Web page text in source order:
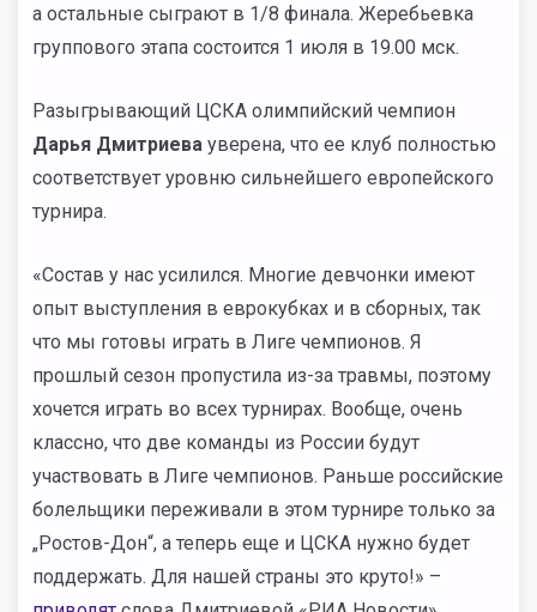
а остальные сыграют в 1/8 финала. Жеребьевка
группового этапа состоится 1 июля в 19.00 мск.
Разыгрывающий ЦСКА олимпийский чемпион
Дарья Дмитриева уверена, что ее клуб полностью
соответствует уровню сильнейшего европейского
турнира.
«Состав у нас усилился. Многие девчонки имеют
опыт выступления в еврокубках и в сборных, так
что мы готовы играть в Лиге чемпионов. Я
прошлый сезон пропустила из-за травмы, поэтому
хочется играть во всех турнирах. Вообще, очень
классно, что две команды из России будут
участвовать в Лиге чемпионов. Раньше российские
болельщики переживали в этом турнире только за
„Ростов-Дон“, а теперь еще и ЦСКА нужно будет
поддержать. Для нашей страны это круто!» –